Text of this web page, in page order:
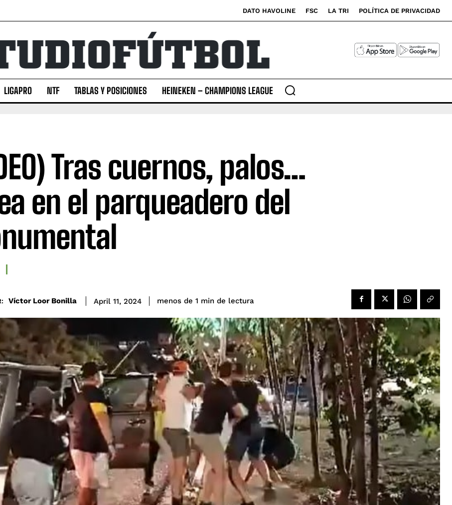
DATO HAVOLINE FSC LA TRI POLÍTICA DE PRIVACIDAD
LIGAPRO NTF TABLAS Y POSICIONES HEINEKEN – CHAMPIONS LEAGUE
Tras cuernos, palos…
en el parqueadero del
Víctor Loor Bonilla April 11, 2024 menos de 1 min de lectura